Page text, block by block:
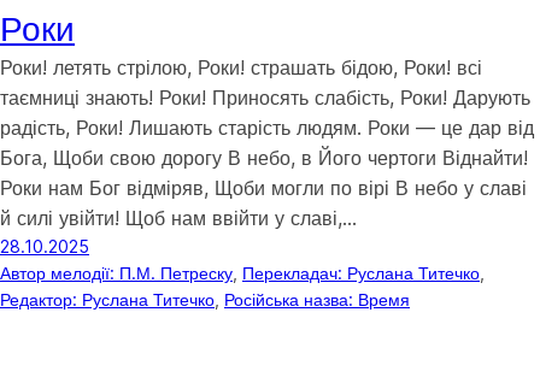
Роки
Роки! летять стрілою, Роки! страшать бідою, Роки! всі
таємниці знають! Роки! Приносять слабість, Роки! Дарують
радість, Роки! Лишають старість людям. Роки — це дар від
Бога, Щоби свою дорогу В небо, в Його чертоги Віднайти!
Роки нам Бог відміряв, Щоби могли по вірі В небо у славі
й силі увійти! Щоб нам ввійти у славі,…
28.10.2025
Автор мелодії: П.М. Петреску Перекладач: Руслана Титечко
Редактор: Руслана Титечко Російська назва: Время